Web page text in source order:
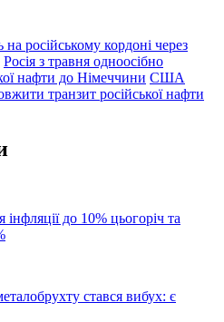
російському кордоні через
Росія з травня одноосібно
нафти до Німеччини США
транзит російської нафти
до 10% цьогоріч та
стався вибух: є